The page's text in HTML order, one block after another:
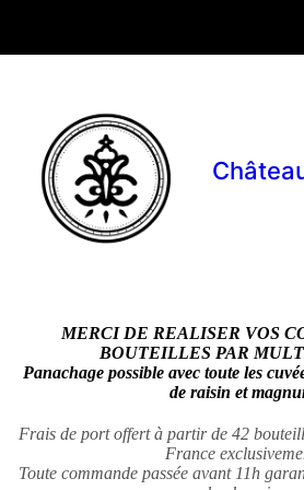
MERCI DE REALISER VOS
BOUTEILLES PAR
Panachage possible avec toute les
de raisin et
Frais de port offert à partir de 42
France
Toute commande passée avant 11h